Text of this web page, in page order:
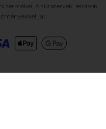
termékei. A túratervek, leírások
jár.